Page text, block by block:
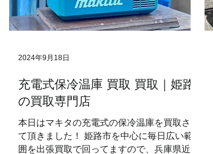
充電式保冷温庫 買取 買取｜姫路
の買取専門店
本日はマキタの充電式の保冷温庫を買取させ
て頂きました！ 姫路市を中心に毎日広い範
囲を出張買取で回ってますので、兵庫県近郊
2024年9月18日